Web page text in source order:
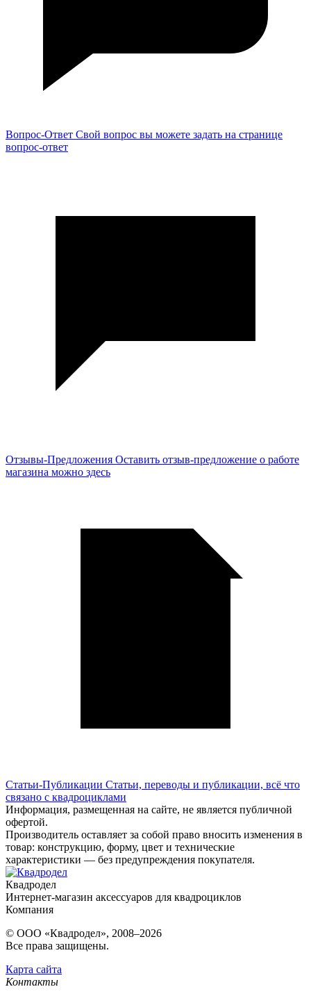
Вопрос-Ответ Свой вопрос вы можете задать на странице
вопрос-ответ
Отзывы-Предложения Оставить отзыв-предложение о работе
магазина можно здесь
Статьи-Публикации Статьи, переводы и публикации, всё что
связано с квадроциклами
Информация, размещенная на сайте, не является публичной
офертой.
Производитель оставляет за собой право вносить изменения в
товар: конструкцию, форму, цвет и технические
характеристики — без предупреждения покупателя.
Квадродел
Интернет-магазин аксессуаров для квадроциклов
Компания
© ООО «Квадродел», 2008–2026
Все права защищены.
Карта сайта
Контакты